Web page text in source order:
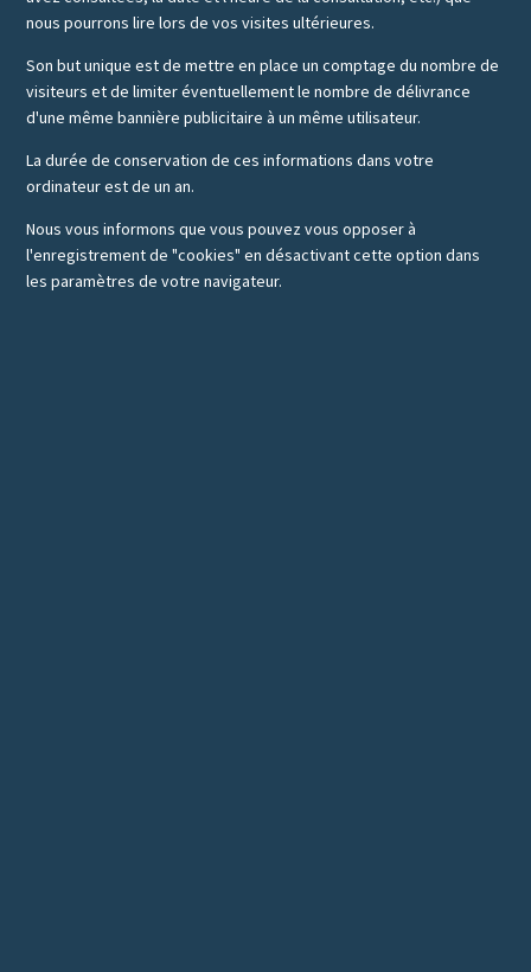
nous pourrons lire lors de vos visites ultérieures.
Son but unique est de mettre en place un comptage du nombre de
visiteurs et de limiter éventuellement le nombre de délivrance
d'une même bannière publicitaire à un même utilisateur.
La durée de conservation de ces informations dans votre
ordinateur est de un an.
Nous vous informons que vous pouvez vous opposer à
l'enregistrement de "cookies" en désactivant cette option dans
les paramètres de votre navigateur.